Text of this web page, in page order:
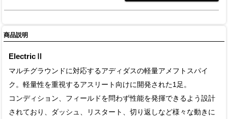
商品説明
ElectricⅡ
マルチグラウンドに対応するアディダスの軽量アメフトスパイ
ク。軽量性を重視するアスリート向けに開発された1足。
コンディション、フィールドを問わず性能を発揮できるよう設計
されており、ダッシュ、リスタート、切り返しなど様々な動きに